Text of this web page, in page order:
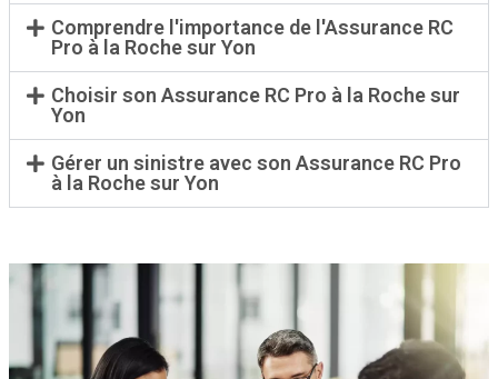
Comprendre l'importance de l'Assurance RC
Pro à la Roche sur Yon
Choisir son Assurance RC Pro à la Roche sur
Yon
Gérer un sinistre avec son Assurance RC Pro
à la Roche sur Yon